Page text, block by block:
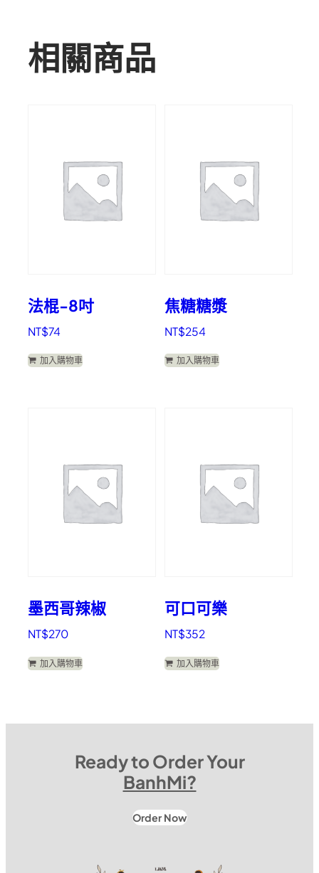
相關商品
法棍-8吋
NT$74
加入購物車
焦糖糖漿
NT$254
加入購物車
墨西哥辣椒
NT$270
加入購物車
可口可樂
NT$352
加入購物車
Ready to Order Your
BanhMi?
Order Now